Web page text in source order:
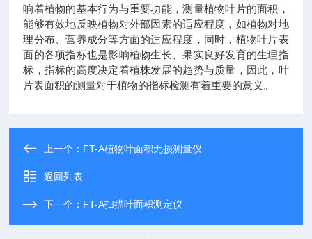
响着植物的基本行为与重要功能，测量植物叶片的面积，
能够有效地反映植物对外部因素的适应程度，如植物对地
理分布、营养成分等方面的适应程度，同时，植物叶片表
面的各项指标也是影响植物生长、果实良好发育的生理指
标，指标的高度决定着植株发展的趋势与质量，因此，叶
片表面积的测量对于植物的指标检测有着重要的意义。
上一个： FT-A植物叶面积无损测量仪
返回列表
下一个： FT-A扫描叶面积测定仪